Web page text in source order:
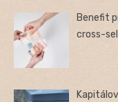
Benefit
cross-